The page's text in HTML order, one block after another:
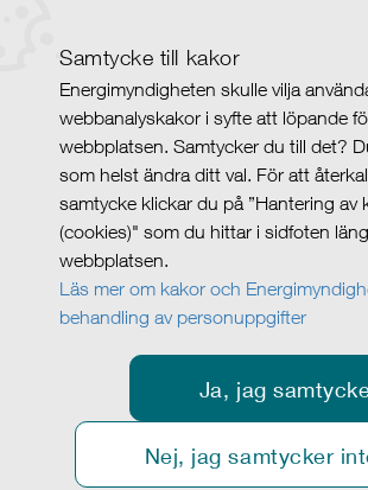
Samtycke till kakor
Energimyndigheten skulle vilja
webbanalyskakor i syfte att löpande
webbplatsen. Samtycker du till det?
som helst ändra ditt val. För att
samtycke klickar du på ”Hantering av
(cookies)" som du hittar i sidfoten
webbplatsen.
Läs mer om kakor och
behandling av personuppgifter
Ja, jag
Nej, jag samtycker